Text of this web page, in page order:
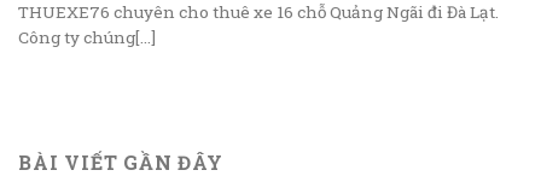
THUEXE76 chuyên cho thuê xe 16 chỗ Quảng Ngãi đi Đà Lạt.
Công ty chúng[...]
BÀI VIẾT GẦN ĐÂY